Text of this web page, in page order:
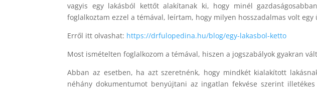
vagyis egy lakásból kettőt alakítanak ki, hogy minél
foglalkoztam ezzel a témával, leírtam, hogy milyen hosszadalmas volt egy
Erről itt olvashat: https://drfulopedina.hu/blog/egy-lakasbol-ketto
Most ismételten foglalkozom a témával, hiszen a jogszabályok gyakran
Abban az esetben, ha azt szeretnénk, hogy mindkét kialakított
néhány dokumentumot benyújtani az ingatlan fekvése szerint